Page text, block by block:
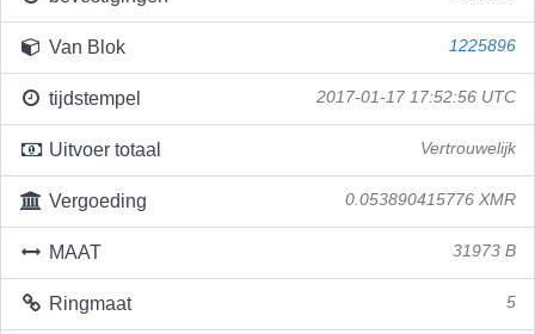
Van Blok 1225896
tijdstempel 2017-01-17 17:52:56 UTC
Uitvoer totaal Vertrouwelijk
Vergoeding 0.053890415776 XMR
MAAT 31973 B
Ringmaat 5